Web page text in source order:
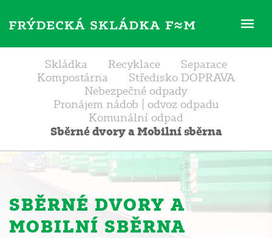
ME
Skládka Recyklace
Separace
Kompostárna
Středisko DOPRAVA
Nebezpečné odpady
Pronájem nádob | odvoz odpadu
Komunální odpad
Sběrné dvory a Mobilní sběrna
SBĚRNÉ DVORY A
MOBILNÍ SBĚRNA